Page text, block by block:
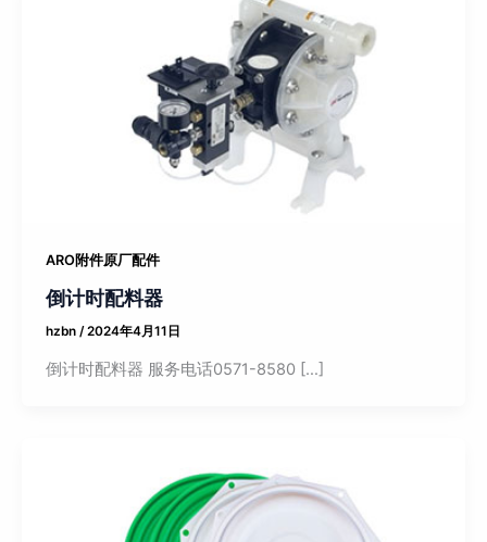
ARO附件原厂配件
倒计时配料器
hzbn /2024年4月11日
倒计时配料器 服务电话0571-8580 […]